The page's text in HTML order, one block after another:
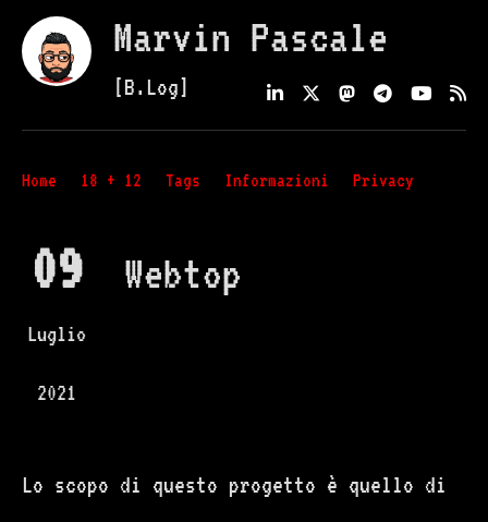
Marvin Pascale
[B.Log]
Home 18 + 12 Tags Informazioni Privacy
09
Luglio
2021
Webtop
Lo scopo di questo progetto è quello di